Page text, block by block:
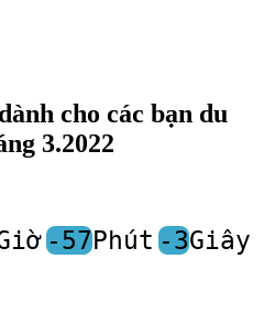
cho các bạn du
3.2022
-57Phút -3Giây